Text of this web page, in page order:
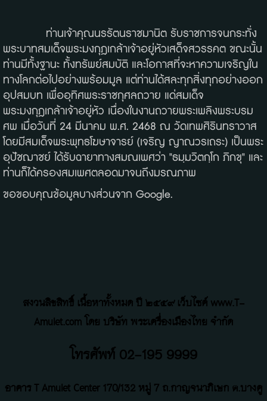
ท่านเจ้าคุณนรรัตนราชมานิต รับราชการจนกระทั่ง
พระบาทสมเด็จพระมงกุฎเกล้าเจ้าอยู่หัวเสด็จสวรรคต ขณะนั้น
ท่านมีทั้งฐานะ ทั้งทรัพย์สมบัติ และโอกาสที่จะหาความเจริญใน
ทางโลกต่อไปอย่างพร้อมมูล แต่ท่านได้สละทุกสิ่งทุกอย่างออก
อุปสมบท เพื่ออุทิศพระราชกุศลถวาย แด่สมเด็จ
พระมงกุฎเกล้าเจ้าอยู่หัว เนื่องในงานถวายพระเพลิงพระบรม
ศพ เมื่อวันที่ 24 มีนาคม พ.ศ. 2468 ณ วัดเทพศิรินทราวาส
โดยมีสมเด็จพระพุทธโฆษาจารย์ (เจริญ ญาณวรเถระ) เป็นพระ
อุปัชฌาชย์ ได้รับฉายาทางสมณเพศว่า "ธมฺมวิตกฺโก ภิกขุ" และ
ท่านก็ได้ครองสมเพศตลอดมาจนถึงมรณภาพ
ขอขอบคุณข้อมูลบางส่วนจาก Google.
สงวนลิขสิทธิ์ เนื้อหาทั้งหมด ปี ๒๕๕๙ เว็บไซค์ www.T-
Amulet.com โดย บริษัท พระเครื่องเมืองไทย จำกัด
โทรศัพท์ 02-195 9999
อาคาร T Amulet Center170/132 หมู่ 7 ถ.กาญจนาภิเษก ต.บางคู